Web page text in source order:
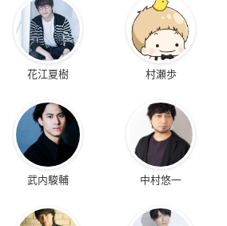
花江夏樹 村瀬歩
武内駿輔 中村悠一